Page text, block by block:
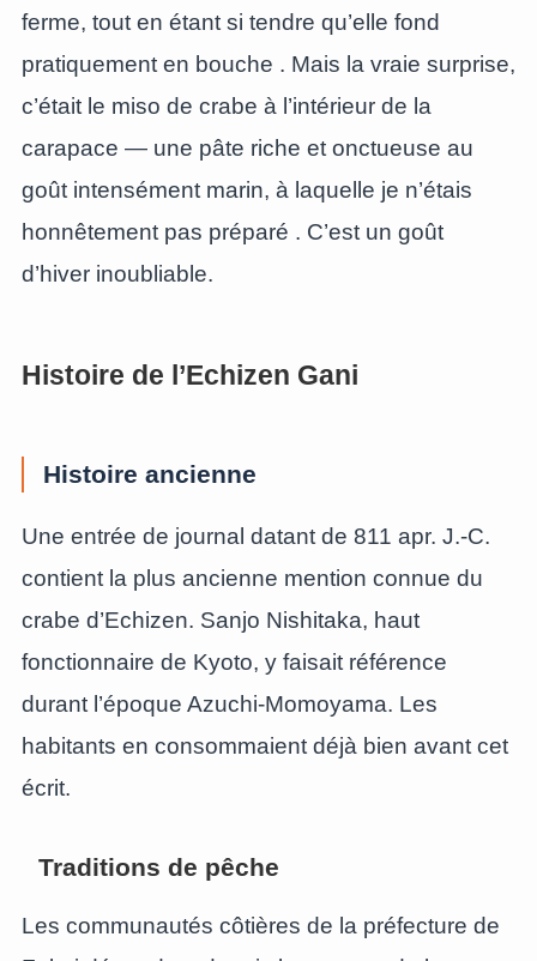
ferme, tout en étant si tendre qu’elle fond
pratiquement en bouche . Mais la vraie surprise,
c’était le miso de crabe à l’intérieur de la
carapace — une pâte riche et onctueuse au
goût intensément marin, à laquelle je n’étais
honnêtement pas préparé . C’est un goût
d’hiver inoubliable.
Histoire de l’Echizen Gani
Histoire ancienne
Une entrée de journal datant de 811 apr. J.-C.
contient la plus ancienne mention connue du
crabe d’Echizen. Sanjo Nishitaka, haut
fonctionnaire de Kyoto, y faisait référence
durant l’époque Azuchi-Momoyama. Les
habitants en consommaient déjà bien avant cet
écrit.
Traditions de pêche
Les communautés côtières de la préfecture de